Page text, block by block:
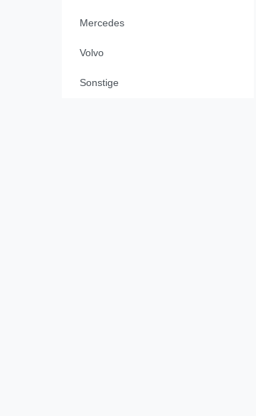
Mercedes
Volvo
Sonstige